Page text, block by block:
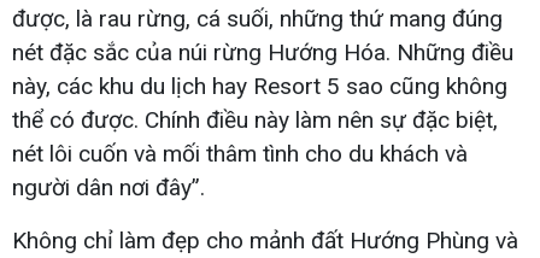
được, là rau rừng, cá suối, những thứ mang đúng
nét đặc sắc của núi rừng Hướng Hóa. Những điều
này, các khu du lịch hay Resort 5 sao cũng không
thể có được. Chính điều này làm nên sự đặc biệt,
nét lôi cuốn và mối thâm tình cho du khách và
người dân nơi đây”.
Không chỉ làm đẹp cho mảnh đất Hướng Phùng và